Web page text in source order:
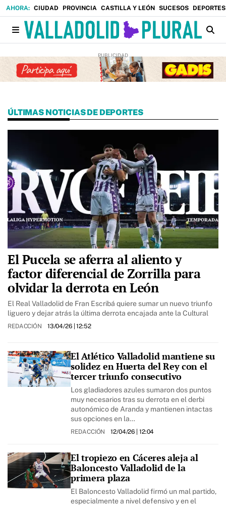
CIUDAD PROVINCIA CASTILLA Y LEÓN SUCESOS DEPORTES
ÚLTIMAS NOTICIAS DE DEPORTES
El Pucela se aferra al aliento y
factor diferencial de Zorrilla para
olvidar la derrota en León
El Real Valladolid de Fran Escribá quiere sumar un nuevo triunfo
liguero y dejar atrás la última derrota encajada ante la Cultural
REDACCIÓN 13/04/26| 12:52
El Atlético Valladolid mantiene su
solidez en Huerta del Rey con el
tercer triunfo consecutivo
Los gladiadores azules sumaron dos puntos
muy necesarios tras su derrota en el derbi
autonómico de Aranda y mantienen intactas
sus opciones en la…
REDACCIÓN 12/04/26 | 12:04
El tropiezo en Cáceres aleja al
Baloncesto Valladolid de la
primera plaza
El Baloncesto Valladolid firmó un mal partido,
especialmente a nivel defensivo y en el